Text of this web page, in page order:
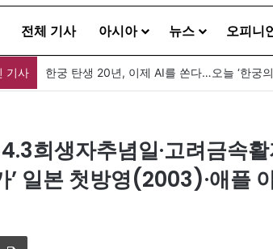
전체 기사 아시아 뉴스 오피니
기사 한궁 탄생 20년, 이제 AI를 쏜다…오늘 ‘한궁
희생자추념일·고려금속활
’ 일본 첫방영(2003)·애플
인쇄